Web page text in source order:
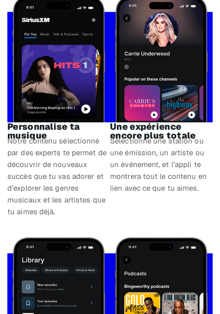
Personnalise ta
musique
Notre contenu sélectionné
par des experts te permet de
découvrir de nouveaux
succès que tu vas adorer et
d’explorer les genres
musicaux et les artistes que
tu aimes déjà.
Une expérience
encore plus totale
Sélectionne une station ou
une émission, un artiste ou
un événement, et l’appli te
montrera tout le contenu en
lien avec ce que tu aimes.